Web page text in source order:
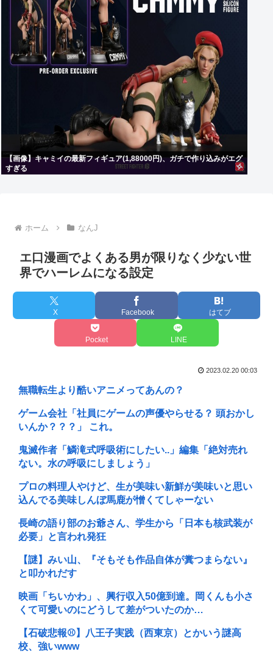
【画像】キャミイの最新フィギュア(1,88000円)、ガチで作り込みがエグ
すぎる
ホーム なんJ
エ口漫画でよくある男が限りなく少ない世
界でハーレムになる設定
X Facebook はてブ
Pocket LINE
2023.02.20 00:03
無職転生より酷いアニメってあんの？
ゲーム会社「社員にゲームの声優やらせる？ 頭おかし
いんか？？？」 これ。
鬼滅作者「鱗滝式呼吸術にしたい..」編集「絶対売れ
ない。水の呼吸にしましょう」
プロの料理人やけど、生が美味い新鮮が美味いと思い
込んでる美味しんぼ馬鹿が憎くてしゃーない
長崎の語り部のお爺さん、学生から「日本も核武装が
必要」と言われ発狂
【謎】みい山、『そもそも作品自体が糞つまらない』
と叩かれだす
映画「ちいかわ」、興行収入50億到達。岡くんも小さ
くて可愛いのにどうして差がついたのか…
【石破悲報⚾】八王子実践（西東京）とかいう謎高
校、強いwww